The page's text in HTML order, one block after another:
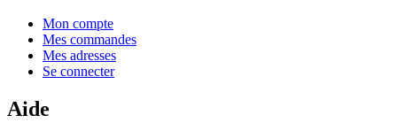
Mon compte
Mes commandes
Mes adresses
Se connecter
Aide